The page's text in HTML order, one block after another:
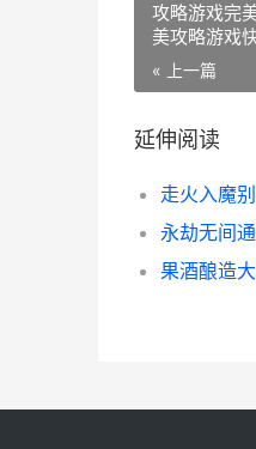
攻略游戏完
美攻略游戏
« 上一篇
延伸阅读
走火入魔